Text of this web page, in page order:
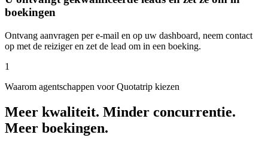
boekingen
Ontvang aanvragen per e-mail en op uw dashboard, neem contact
op met de reiziger en zet de lead om in een boeking.
1
Waarom agentschappen voor Quotatrip kiezen
Meer kwaliteit. Minder concurrentie.
Meer boekingen.